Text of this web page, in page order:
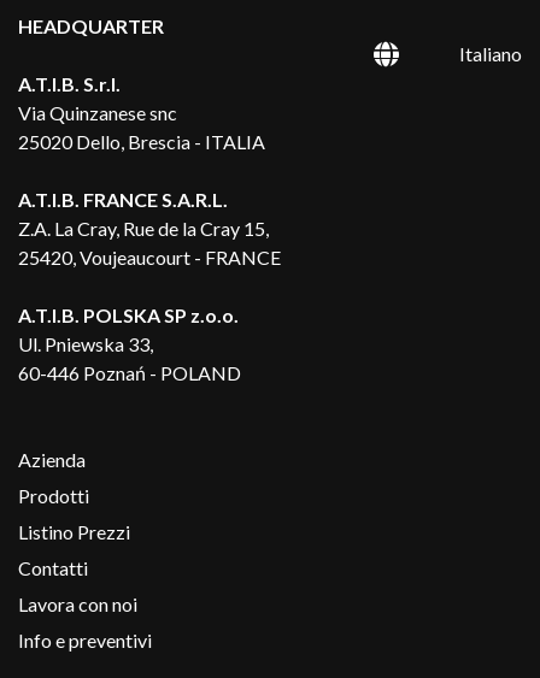
HEADQUARTER
Italiano
A.T.I.B. S.r.l.
Via Quinzanese snc
25020 Dello, Brescia - ITALIA
A.T.I.B. FRANCE S.A.R.L.
Z.A. La Cray, Rue de la Cray 15,
25420, Voujeaucourt - FRANCE
A.T.I.B. POLSKA SP z.o.o.
Ul. Pniewska 33,
60-446 Poznań - POLAND
Azienda
Prodotti
Listino Prezzi
Contatti
Lavora con noi
Info e preventivi